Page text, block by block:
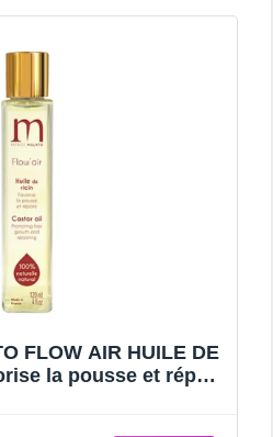
FLOW AIR HUILE DE
la pousse et répare